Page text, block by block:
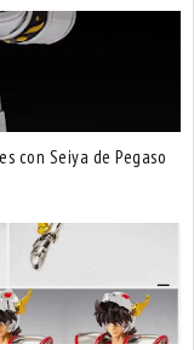
con Seiya de Pegaso